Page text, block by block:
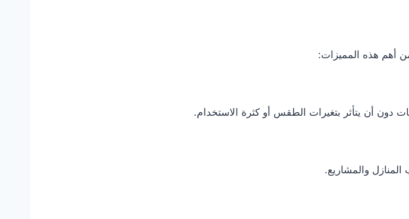
أهم هذه المميزات:
دون أن يتأثر بتغيرات الطقس أو كثرة الاستخدام.
والمشاريع.